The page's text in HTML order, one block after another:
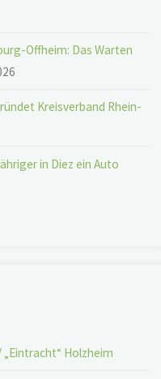
Offheim: Das Warten
Kreisverband Rhein-
in Diez ein Auto
„Eintracht“ Holzheim